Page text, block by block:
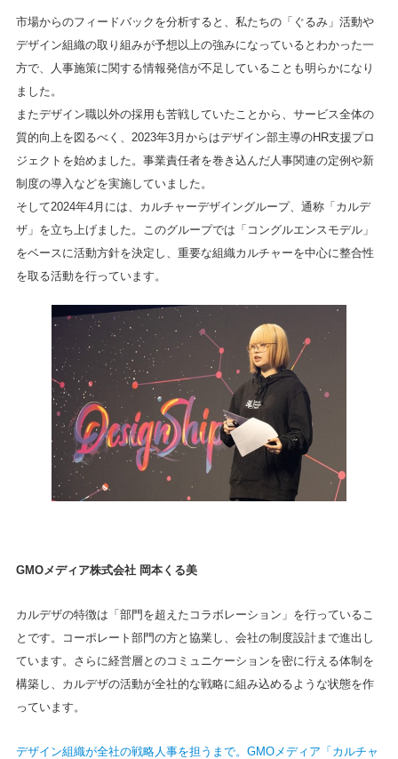
市場からのフィードバックを分析すると、私たちの「ぐるみ」活動や
デザイン組織の取り組みが予想以上の強みになっているとわかった一
方で、人事施策に関する情報発信が不足していることも明らかになり
ました。
またデザイン職以外の採用も苦戦していたことから、サービス全体の
質的向上を図るべく、2023年3月からはデザイン部主導のHR支援プロ
ジェクトを始めました。事業責任者を巻き込んだ人事関連の定例や新
制度の導入などを実施していました。
そして2024年4月には、カルチャーデザイングループ、通称「カルデ
ザ」を立ち上げました。このグループでは「コングルエンスモデル」
をベースに活動方針を決定し、重要な組織カルチャーを中心に整合性
を取る活動を行っています。
GMOメディア株式会社 岡本くる美
カルデザの特徴は「部門を超えたコラボレーション」を行っているこ
とです。コーポレート部門の方と協業し、会社の制度設計まで進出し
ています。さらに経営層とのコミュニケーションを密に行える体制を
構築し、カルデザの活動が全社的な戦略に組み込めるような状態を作
っています。
デザイン組織が全社の戦略人事を担うまで。GMOメディア「カルチャ